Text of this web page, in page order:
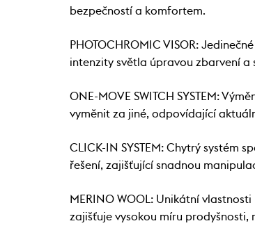
bezpečností a komfortem.
PHOTOCHROMIC VISOR:
intenzity světla úpravou zbarvení a
ONE-MOVE SWITCH SYSTEM:
vyměnit za jiné, odpovídající
CLICK-IN SYSTEM: Chytrý systém
řešení, zajišťující snadnou
MERINO WOOL: Unikátní
zajišťuje vysokou míru